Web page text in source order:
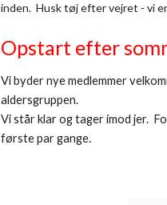
inden. Husk tøj efter vejret - vi
Opstart efter
Vi byder nye medlemmer
aldersgruppen.
Vi står klar og tager imod jer.
første par gange.